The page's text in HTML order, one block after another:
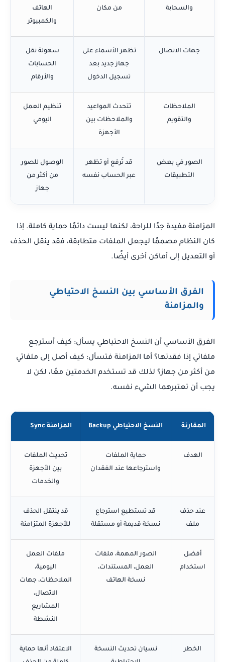
والسحابة
من مكان
الهاتف
والكمبيوتر
جهات الاتصال
تظهر الأسماء على
جهاز جديد بعد
تسجيل الدخول
سهولة نقل
الحسابات
والأرقام
الملاحظات
والتقويم
تتحدث المواعيد
والملاحظات بين
الأجهزة
تنظيم العمل
اليومي
الصور في بعض
التطبيقات
قد تُرفع أو تظهر
عبر الحساب نفسه
الوصول للصور
من أكثر من
جهاز
المزامنة مفيدة جدًا للراحة، لكنها ليست دائمًا حماية كاملة. إذا
كان النظام مصممًا ليجعل الملفات متطابقة، فقد ينقل الحذف
أو التعديل إلى أماكن أخرى أيضًا.
الفرق الأساسي بين النسخ الاحتياطي
والمزامنة
الفرق الأساسي أن النسخ الاحتياطي يسأل: كيف أسترجع
ملفاتي إذا فقدتها؟ أما المزامنة فتسأل: كيف أصل إلى ملفاتي
من أكثر من جهاز؟ لذلك قد تستخدم الخدمتين معًا، لكن لا
يجب أن تعتبرهما الشيء نفسه.
المقارنة النسخ الاحتياطي Backup المزامنة Sync
الهدف
حماية الملفات
واسترجاعها عند الفقدان
تحديث الملفات
بين الأجهزة
والخدمات
عند حذف
ملف
قد تستطيع استرجاع
نسخة قديمة أو مستقلة
قد ينتقل الحذف
للأجهزة المتزامنة
أفضل
استخدام
الصور المهمة، ملفات
العمل، المستندات،
نسخة الهاتف
ملفات العمل
اليومية،
الملاحظات، جهات
الاتصال،
المشاريع
النشطة
الخطر
نسيان تحديث النسخة
الاعتقاد أنها حماية